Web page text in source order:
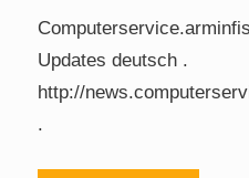
Updates deutsch .
http://
.